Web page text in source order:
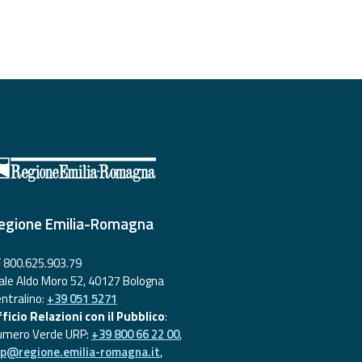
Emilia-Romagna
800.625.903.79
Aldo Moro 52, 40127 Bologna
+39 051 5271
Relazioni con il Pubblico:
Verde URP: +39 800 66 22 00,
romagna.it,